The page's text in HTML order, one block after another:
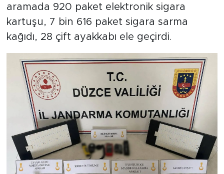
aramada 920 paket elektronik sigara
kartuşu, 7 bin 616 paket sigara sarma
kağıdı, 28 çift ayakkabı ele geçirdi.